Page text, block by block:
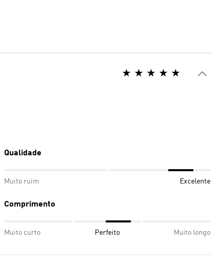
Qualidade
Muito ruim Excelente
Comprimento
Muito curto Perfeito Muito longo